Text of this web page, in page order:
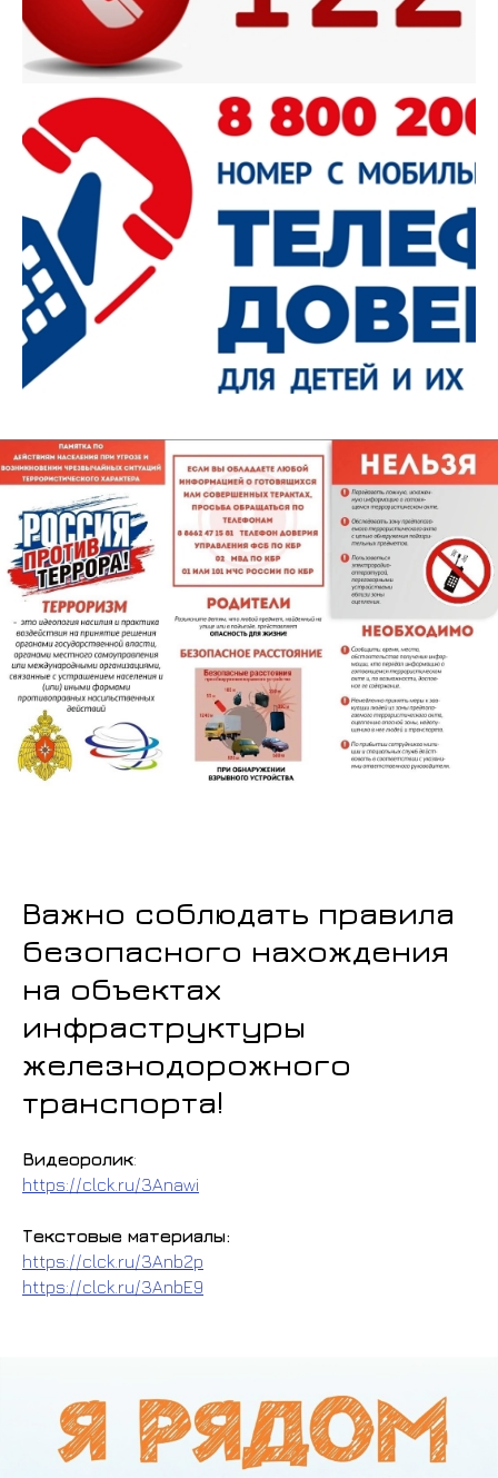
Важно соблюдать правила
безопасного нахождения
на объектах
инфраструктуры
железнодорожного
транспорта!
Видеоролик:
https://clck.ru/3Anawi
Текстовые материалы:
https://clck.ru/3Anb2p
https://clck.ru/3AnbE9